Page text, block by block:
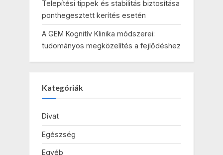
Telepítési tippek és stabilitás biztosítása
ponthegesztett kerítés esetén
A GEM Kognitív Klinika módszerei:
tudományos megközelítés a fejlődéshez
Kategóriák
Divat
Egészség
Egyéb